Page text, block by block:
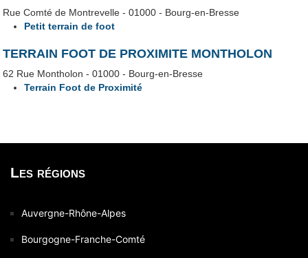
Rue Comté de Montrevelle - 01000 - Bourg-en-Bresse
Petit terrain de foot
TERRAIN FOOT DE PROXIMITE MONTHOLON
62 Rue Montholon - 01000 - Bourg-en-Bresse
Terrain Foot de Proximité
Les régions
Auvergne-Rhône-Alpes
Bourgogne-Franche-Comté